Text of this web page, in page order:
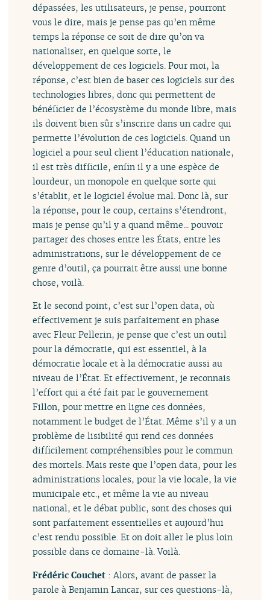
dépassées, les utilisateurs, je pense, pourront
vous le dire, mais je pense pas qu’en même
temps la réponse ce soit de dire qu’on va
nationaliser, en quelque sorte, le
développement de ces logiciels. Pour moi, la
réponse, c’est bien de baser ces logiciels sur des
technologies libres, donc qui permettent de
bénéficier de l’écosystème du monde libre, mais
ils doivent bien sûr s’inscrire dans un cadre qui
permette l’évolution de ces logiciels. Quand un
logiciel a pour seul client l’éducation nationale,
il est très difficile, enfin il y a une espèce de
lourdeur, un monopole en quelque sorte qui
s’établit, et le logiciel évolue mal. Donc là, sur
la réponse, pour le coup, certains s’étendront,
mais je pense qu’il y a quand même... pouvoir
partager des choses entre les États, entre les
administrations, sur le développement de ce
genre d’outil, ça pourrait être aussi une bonne
chose, voilà.
Et le second point, c’est sur l’open data, où
effectivement je suis parfaitement en phase
avec Fleur Pellerin, je pense que c’est un outil
pour la démocratie, qui est essentiel, à la
démocratie locale et à la démocratie aussi au
niveau de l’État. Et effectivement, je reconnais
l’effort qui a été fait par le gouvernement
Fillon, pour mettre en ligne ces données,
notamment le budget de l’État. Même s’il y a un
problème de lisibilité qui rend ces données
difficilement compréhensibles pour le commun
des mortels. Mais reste que l’open data, pour les
administrations locales, pour la vie locale, la vie
municipale etc., et même la vie au niveau
national, et le débat public, sont des choses qui
sont parfaitement essentielles et aujourd’hui
c’est rendu possible. Et on doit aller le plus loin
possible dans ce domaine-là. Voilà.
Frédéric Couchet : Alors, avant de passer la
parole à Benjamin Lancar, sur ces questions-là,